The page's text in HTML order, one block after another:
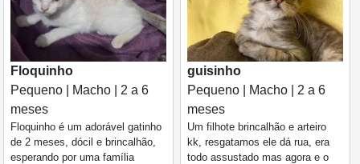
Floquinho
Pequeno | Macho | 2 a 6
meses
Floquinho é um adorável gatinho
de 2 meses, dócil e brincalhão,
esperando por uma família
guisinho
Pequeno | Macho | 2 a 6
meses
Um filhote brincalhão e arteiro
kk, resgatamos ele dá rua, era
todo assustado mas agora e o